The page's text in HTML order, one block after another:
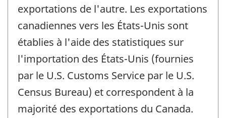
exportations de l'autre. Les exportations
canadiennes vers les États-Unis sont
établies à l'aide des statistiques sur
l'importation des États-Unis (fournies
par le U.S. Customs Service par le U.S.
Census Bureau) et correspondent à la
majorité des exportations du Canada.